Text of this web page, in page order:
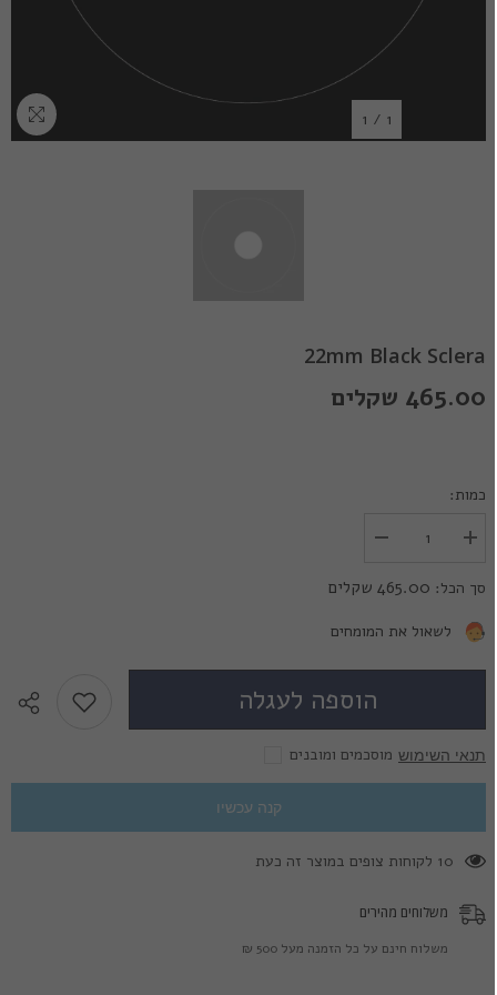
1
/
1
22mm Black Sclera
465.00 שקלים
כמות:
הכמות
עבור
Black
הגדל
עבור
Black
Sclera
סך הכל: 465.00 שקלים
לשאול את המומחים
הוספה לעגלה
מוסכמים ומובנים תנאי השימוש
קנה עכשיו
10 לקוחות צופים במוצר זה כעת
משלוחים מהירים
משלוח חינם על כל הזמנה מעל 500 ₪